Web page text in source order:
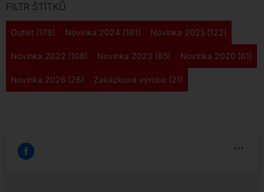
FILTR ŠTÍTKŮ
Outlet (178) Novinka 2024 (161) Novinka 2025 (122)
Novinka 2022 (108) Novinka 2023 (85) Novinka 2020 (61)
Novinka 2026 (26) Zakázková výroba (21)